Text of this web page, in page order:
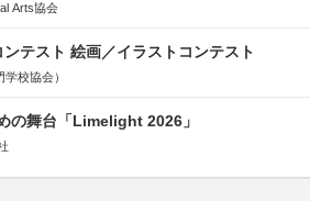
Arts協会
テスト 絵画／イラストコンテスト
校協会）
の舞台「Limelight 2026」